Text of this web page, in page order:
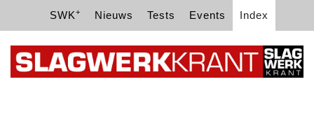
SWK+ Nieuws Tests Events Index